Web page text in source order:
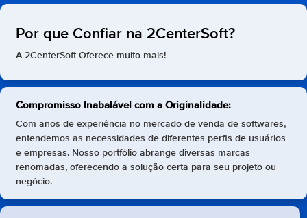
Por que Confiar na 2CenterSoft?
A 2CenterSoft Oferece muito mais!
Compromisso Inabalável com a Originalidade:
Com anos de experiência no mercado de venda de softwares,
entendemos as necessidades de diferentes perfis de usuários
e empresas. Nosso portfólio abrange diversas marcas
renomadas, oferecendo a solução certa para seu projeto ou
negócio.